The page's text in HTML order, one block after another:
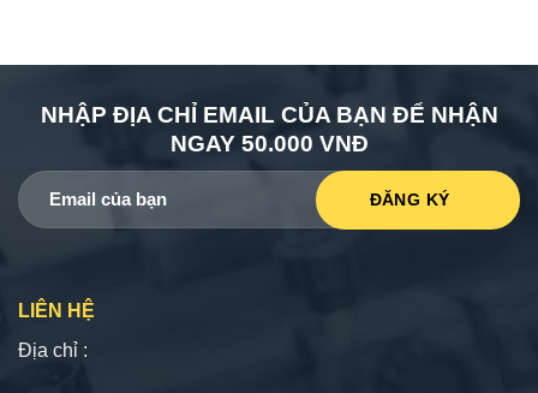
NHẬP ĐỊA CHỈ EMAIL CỦA BẠN ĐỂ NHẬN
NGAY 50.000 VNĐ
LIÊN HỆ
Địa chỉ :